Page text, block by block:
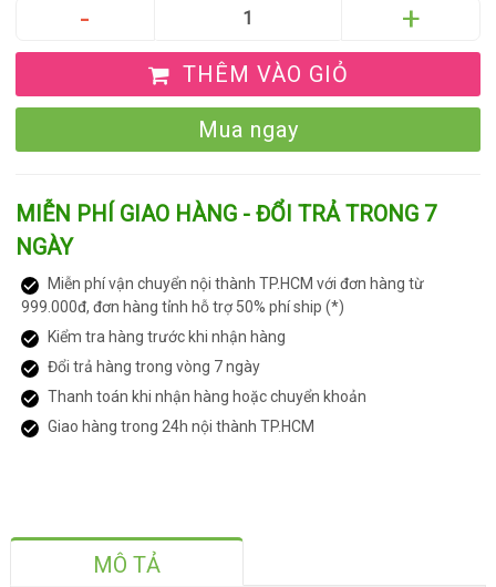
THÊM VÀO GIỎ
Mua ngay
MIỄN PHÍ GIAO HÀNG - ĐỔI TRẢ TRONG 7
NGÀY
Miễn phí vận chuyển nội thành TP.HCM với đơn hàng từ
999.000đ, đơn hàng tỉnh hỗ trợ 50% phí ship (*)
Kiểm tra hàng trước khi nhận hàng
Đổi trả hàng trong vòng 7 ngày
Thanh toán khi nhận hàng hoặc chuyển khoản
Giao hàng trong 24h nội thành TP.HCM
MÔ TẢ